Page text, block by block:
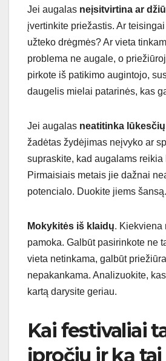
Jei augalas neįsitvirtina ar
įvertinkite priežastis. Ar
užteko drėgmės? Ar vieta
problema ne augale, o
pirkote iš patikimo augintojo,
daugelis mielai patarinės, kas
Jei augalas neatitinka lūkesčių
žadėtas žydėjimas neįvyko ar
supraskite, kad augalams
Pirmaisiais metais jie dažnai
potencialo. Duokite jiems šansą.
Mokykitės iš klaidų. Kiekviena
pamoka. Galbūt pasirinkote ne
vieta netinkama, galbūt
nepakankama. Analizuokite,
kartą darysite geriau.
Kai festivaliai
įpročiu ir ką